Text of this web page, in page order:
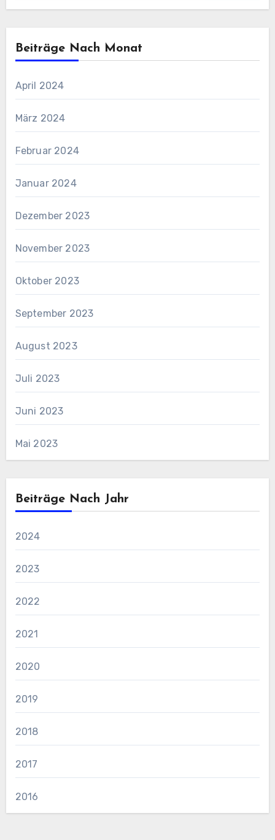
Beiträge Nach Monat
April 2024
März 2024
Februar 2024
Januar 2024
Dezember 2023
November 2023
Oktober 2023
September 2023
August 2023
Juli 2023
Juni 2023
Mai 2023
Beiträge Nach Jahr
2024
2023
2022
2021
2020
2019
2018
2017
2016